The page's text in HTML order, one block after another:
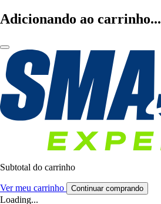
Adicionando ao carrinho...
Subtotal do carrinho
Ver meu carrinho Continuar comprando
Loading...